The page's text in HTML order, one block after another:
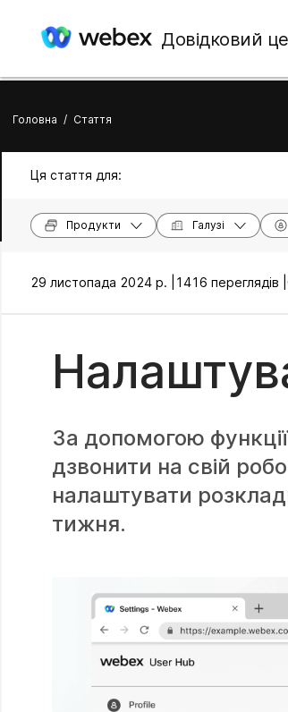
Довідковий
Головна / Стаття
Ця стаття для:
Продукти Галузі
29 листопада 2024 р. | 1416 переглядів |
За допомогою
дзвонити на свій
налаштувати
тижня.